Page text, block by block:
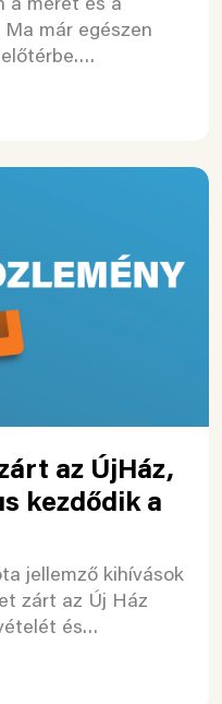
a méret és a
már egészen
az ÚjHáz,
kezdődik a
jellemző kihívások
zárt az Új Ház
és…